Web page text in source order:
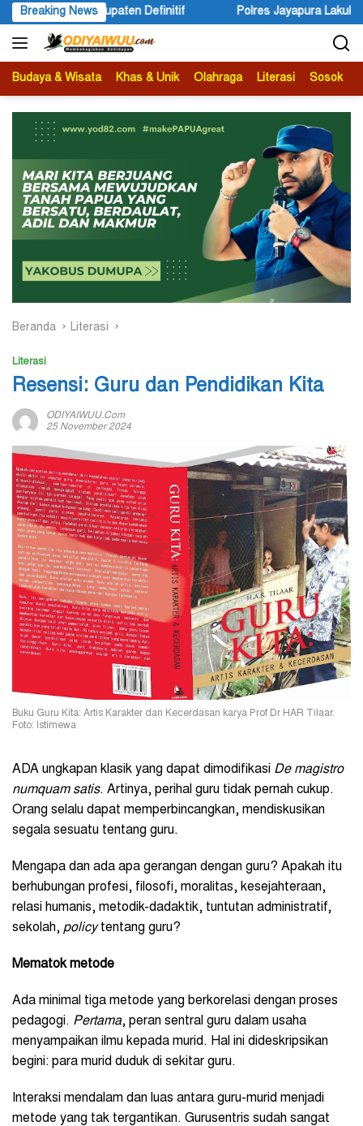
Langsung
ke
konten
Breaking News
Polres Jayapura Lakukan Penyelidikan Pasca Keracunan
Budaya & Wisata Khas & Unik Olahraga Literasi Sosok
Beranda Literasi
Literasi
Resensi: Guru dan Pendidikan Kita
ODIYAIWUU.com
25 November 2024
Buku Guru Kita: Artis Karakter dan Kecerdasan karya Prof Dr HAR Tilaar.
Foto: Istimewa
ADA ungkapan klasik yang dapat dimodifikasi De magistro
numquam satis. Artinya, perihal guru tidak pernah cukup.
Orang selalu dapat memperbincangkan, mendiskusikan
segala sesuatu tentang guru.
Mengapa dan ada apa gerangan dengan guru? Apakah itu
berhubungan profesi, filosofi, moralitas, kesejahteraan,
relasi humanis, metodik-dadaktik, tuntutan administratif,
sekolah, policytentang guru?
Mematok metode
Ada minimal tiga metode yang berkorelasi dengan proses
pedagogi. Pertama, peran sentral guru dalam usaha
menyampaikan ilmu kepada murid. Hal ini dideskripsikan
begini: para murid duduk di sekitar guru.
Interaksi mendalam dan luas antara guru-murid menjadi
metode yang tak tergantikan. Gurusentris sudah sangat